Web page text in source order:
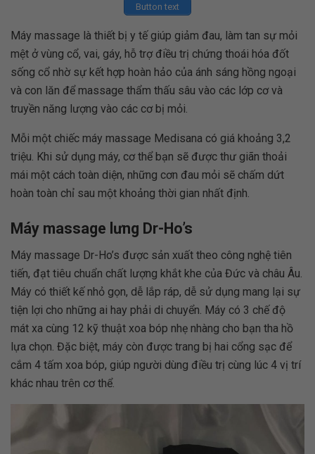
Button text
Máy massage là thiết bị y tế giúp giảm đau, làm tan sự mỏi
mệt ở vùng cổ, vai, gáy, hỗ trợ điều trị chứng thoái hóa đốt
sống cổ nhờ sự kết hợp hoàn hảo của ánh sáng hồng ngoại
và con lăn để massage thẩm thấu sâu vào các lớp cơ và
truyền năng lượng vào các cơ bị mỏi.
Mỗi một chiếc máy massage Medisana có giá khoảng 3,2
triệu. Khi sử dụng máy, cơ thể bạn sẽ được thư giãn thoải
mái một cách toàn diện, những cơn đau mỏi sẽ chấm dứt
hoàn toàn chỉ sau một khoảng thời gian nhất định.
Máy massage lưng Dr-Ho’s
Máy massage Dr-Ho’s được sản xuất theo công nghệ tiên
tiến, đạt tiêu chuẩn chất lượng khắt khe của Đức và châu Âu.
Máy có thiết kế nhỏ gọn, dễ lắp ráp, dễ sử dụng mang lại sự
tiện lợi cho những ai hay phải di chuyển. Máy có 3 chế độ
mát xa cùng 12 kỹ thuật xoa bóp nhẹ nhàng cho bạn tha hồ
lựa chọn. Đặc biệt, máy còn được trang bị hai cổng sạc để
cắm 4 tấm xoa bóp, giúp người dùng điều trị cùng lúc 4 vị trí
khác nhau trên cơ thể.